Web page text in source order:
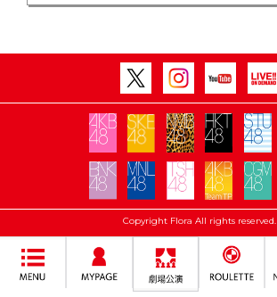
Copyright Flora All rights reserved.